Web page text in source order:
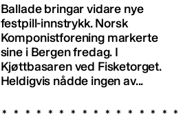
Ballade bringar vidare nye
festpill-innstrykk. Norsk
Komponistforening markerte
sine i Bergen fredag. I
Kjøttbasaren ved Fisketorget.
Heldigvis nådde ingen av...